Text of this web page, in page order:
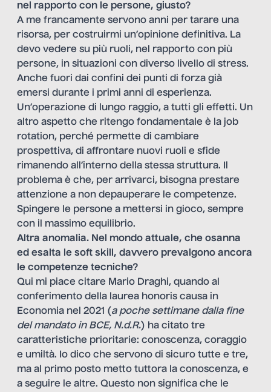
nel rapporto con le persone, giusto?
A me francamente servono anni per tarare una
risorsa, per costruirmi un’opinione definitiva. La
devo vedere su più ruoli, nel rapporto con più
persone, in situazioni con diverso livello di stress.
Anche fuori dai confini dei punti di forza già
emersi durante i primi anni di esperienza.
Un’operazione di lungo raggio, a tutti gli effetti. Un
altro aspetto che ritengo fondamentale è la job
rotation, perché permette di cambiare
prospettiva, di affrontare nuovi ruoli e sfide
rimanendo all’interno della stessa struttura. Il
problema è che, per arrivarci, bisogna prestare
attenzione a non depauperare le competenze.
Spingere le persone a mettersi in gioco, sempre
con il massimo equilibrio.
Altra anomalia. Nel mondo attuale, che osanna
ed esalta le soft skill, davvero prevalgono ancora
le competenze tecniche?
Qui mi piace citare Mario Draghi, quando al
conferimento della laurea honoris causa in
Economia nel 2021 (a poche settimane dalla fine
del mandato in BCE, N.d.R.) ha citato tre
caratteristiche prioritarie: conoscenza, coraggio
e umiltà. Io dico che servono di sicuro tutte e tre,
ma al primo posto metto tuttora la conoscenza, e
a seguire le altre. Questo non significa che le